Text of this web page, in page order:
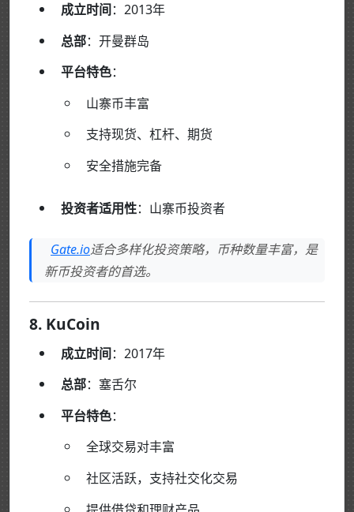
成立时间：2013年
总部：开曼群岛
平台特色：
山寨币丰富
支持现货、杠杆、期货
安全措施完备
投资者适用性：山寨币投资者
Gate.io适合多样化投资策略，币种数量丰富，是
新币投资者的首选。
8. KuCoin
成立时间：2017年
总部：塞舌尔
平台特色：
全球交易对丰富
社区活跃，支持社交化交易